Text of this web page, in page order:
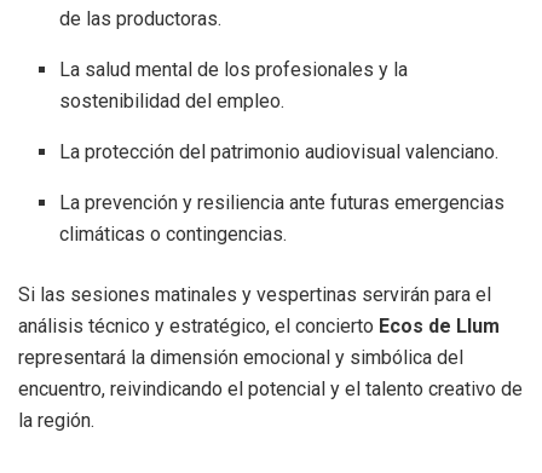
de las productoras.
La salud mental de los profesionales y la
sostenibilidad del empleo.
La protección del patrimonio audiovisual valenciano.
La prevención y resiliencia ante futuras emergencias
climáticas o contingencias.
Si las sesiones matinales y vespertinas servirán para el
análisis técnico y estratégico, el concierto Ecos de Llum
representará la dimensión emocional y simbólica del
encuentro, reivindicando el potencial y el talento creativo de
la región.